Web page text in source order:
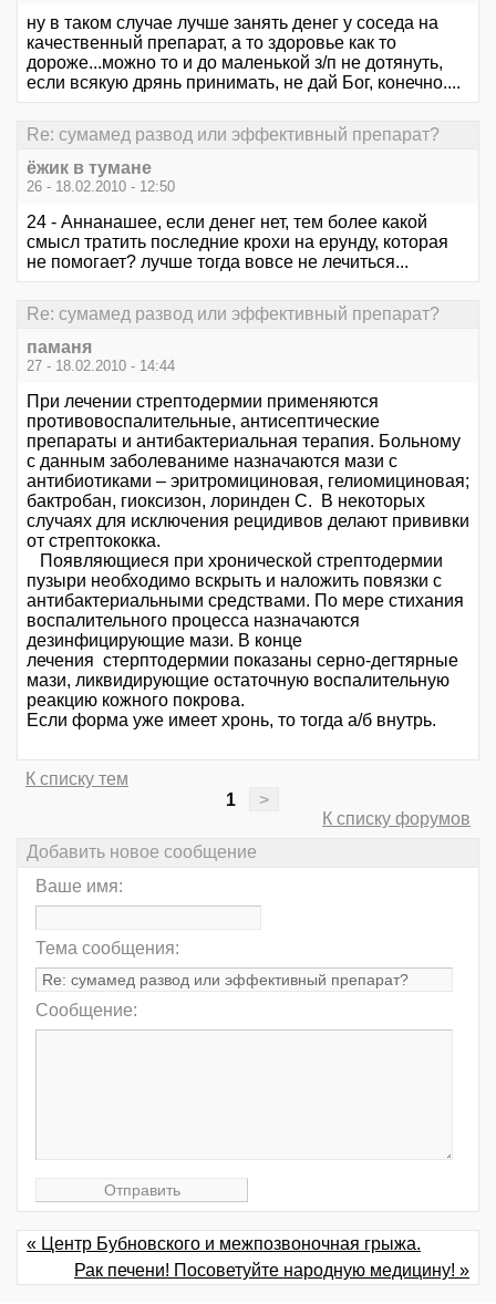
ну в таком случае лучше занять денег у соседа на
качественный препарат, а то здоровье как то
дороже...можно то и до маленькой з/п не дотянуть,
если всякую дрянь принимать, не дай Бог, конечно....
Re: сумамед развод или эффективный препарат?
ёжик в тумане
26 - 18.02.2010 - 12:50
24 - Аннанашее, если денег нет, тем более какой
смысл тратить последние крохи на ерунду, которая
не помогает? лучше тогда вовсе не лечиться...
Re: сумамед развод или эффективный препарат?
паманя
27 - 18.02.2010 - 14:44
При лечении стрептодермии применяются
противовоспалительные, антисептические
препараты и антибактериальная терапия. Больному
c данным заболеваниме назначаются мази с
антибиотиками – эритромициновая, гелиомициновая;
бактробан, гиоксизон, лоринден C. В некоторых
случаях для исключения рецидивов делают прививки
от стрептококка.
Появляющиеся при хронической стрептодермии
пузыри необходимо вскрыть и наложить повязки с
антибактериальными средствами. По мере стихания
воспалительного процесса назначаются
дезинфицирующие мази. В конце
лечения стерптодермии показаны серно-дегтярные
мази, ликвидирующие остаточную воспалительную
реакцию кожного покрова.
Если форма уже имеет хронь, то тогда а/б внутрь.
К списку тем
1
>
К списку форумов
Добавить новое сообщение
Ваше имя:
Тема сообщения:
Сообщение:
« Центр Бубновского и межпозвоночная грыжа.
Рак печени! Посоветуйте народную медицину! »